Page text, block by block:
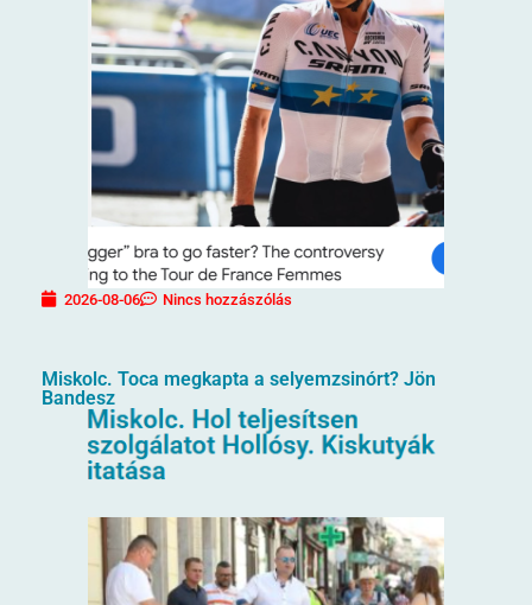
2026-08-06 Nincs hozzászólás
Miskolc. Toca megkapta a selyemzsinórt? Jön
Bandesz